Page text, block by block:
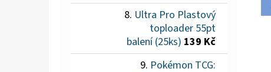
Ultra Pro Plastový
toploader 55pt
balení (25ks) 139 Kč
Pokémon TCG: